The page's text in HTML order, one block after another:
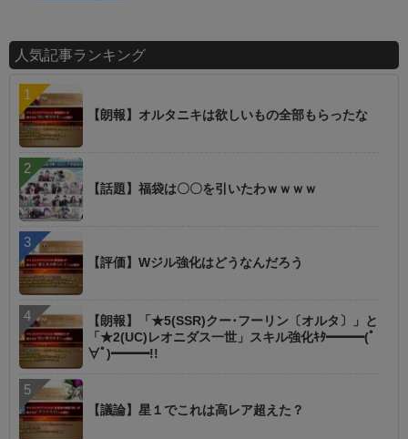
人気記事ランキング
【朗報】オルタニキは欲しいもの全部もらったな
【話題】福袋は〇〇を引いたわｗｗｗｗ
【評価】Wジル強化はどうなんだろう
【朗報】「★5(SSR)クー･フーリン〔オルタ〕」と
「★2(UC)レオニダス一世」スキル強化ｷﾀ━━━(ﾟ
∀ﾟ)━━━!!
【議論】星１でこれは高レア超えた？